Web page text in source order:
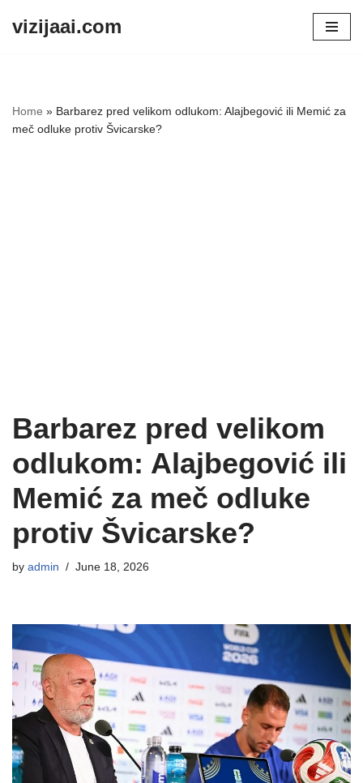
vizijaai.com
Home » Barbarez pred velikom odlukom: Alajbegović ili Memić za
meč odluke protiv Švicarske?
Barbarez pred velikom
odlukom: Alajbegović ili
Memić za meč odluke
protiv Švicarske?
by admin June 18, 2026